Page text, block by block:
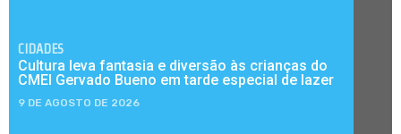
CIDADES
Cultura leva fantasia e diversão às crianças do
CMEI Gervado Bueno em tarde especial de lazer
9 DE AGOSTO DE 2026